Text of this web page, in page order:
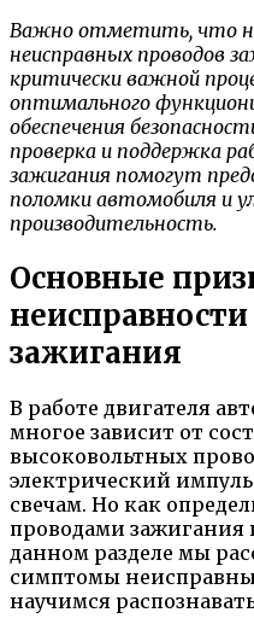
Важно отметить, что
неисправных проводов
критически важной
оптимального
обеспечения
проверка и поддержка
зажигания помогут
поломки автомобиля и
производительность.
Основные
зажигания
В работе двигателя
многое зависит от
высоковольтных
электрический
свечам. Но как
проводами зажигания
данном разделе мы
симптомы
научимся